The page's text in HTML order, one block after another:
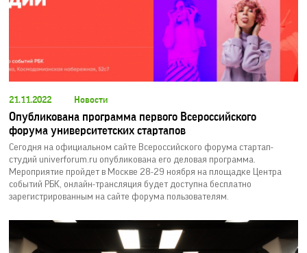
21.11.2022 Новости
Опубликована программа первого Всероссийского
форума университетских стартапов
Сегодня на официальном сайте Всероссийского форума стартап-
студий univerforum.ru опубликована его деловая программа.
Мероприятие пройдет в Москве 28-29 ноября на площадке Центра
событий РБК, онлайн-трансляция будет доступна бесплатно
зарегистрированным на сайте форума пользователям.